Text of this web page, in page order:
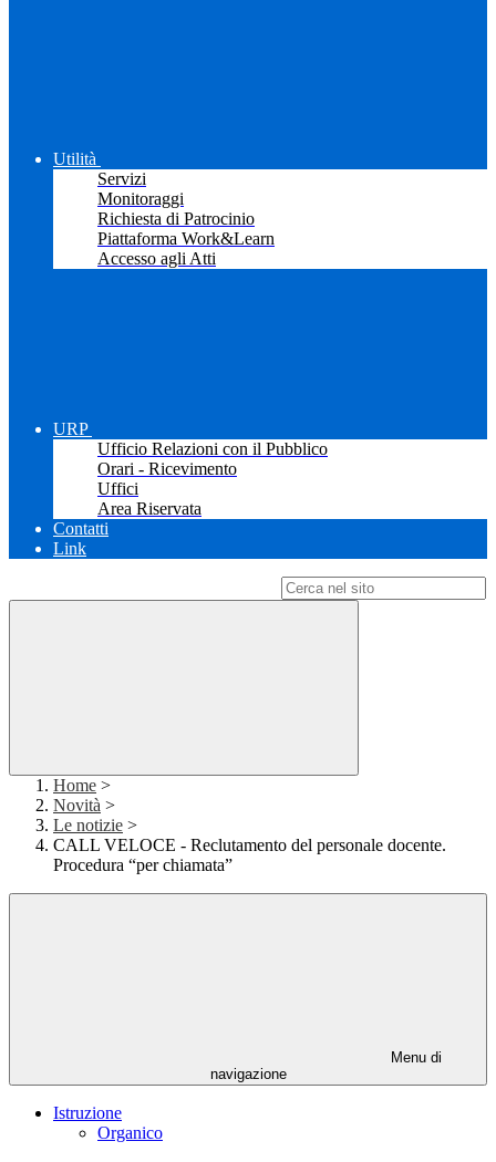
Utilità
Servizi
Monitoraggi
Richiesta di Patrocinio
Piattaforma Work&Learn
Accesso agli Atti
URP
Ufficio Relazioni con il Pubblico
Orari - Ricevimento
Uffici
Area Riservata
Contatti
Link
Home >
Novità >
Le notizie >
CALL VELOCE - Reclutamento del personale docente.
Procedura “per chiamata”
Menu di
navigazione
Istruzione
Organico